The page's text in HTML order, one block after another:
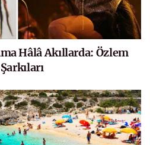
Hâlâ Akıllarda: Özlem